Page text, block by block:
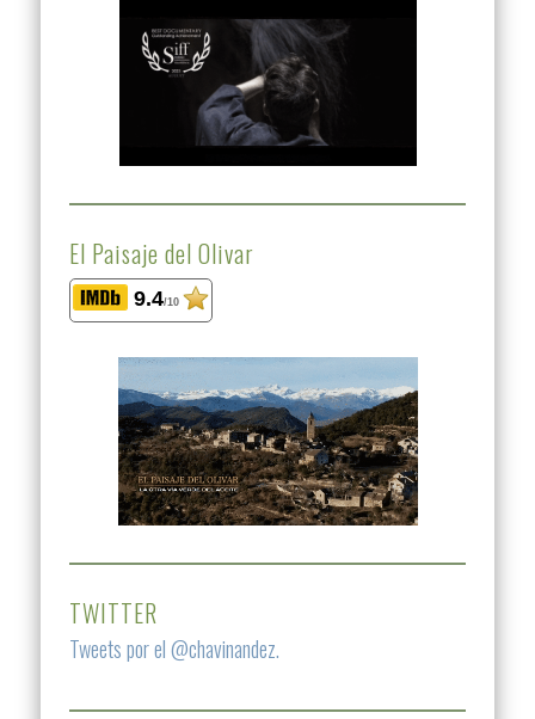
El Paisaje del Olivar
9.4/10
TWITTER
Tweets por el @chavinandez.